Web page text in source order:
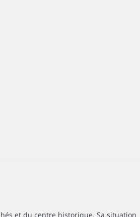
et du centre historique. Sa situation